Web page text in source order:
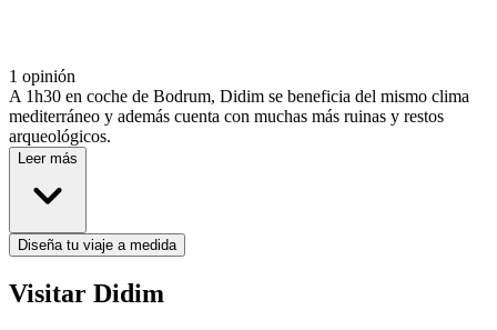
1 opinión
A 1h30 en coche de Bodrum, Didim se beneficia del mismo clima
mediterráneo y además cuenta con muchas más ruinas y restos
arqueológicos.
Leer más
Diseña tu viaje a medida
Visitar Didim